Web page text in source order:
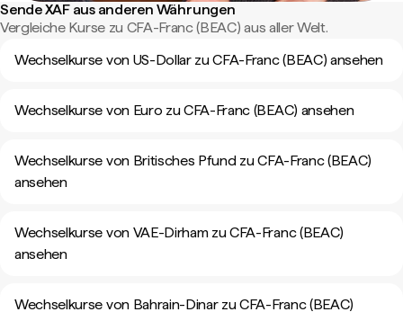
Sende XAF aus anderen Währungen
Vergleiche Kurse zu CFA-Franc (BEAC) aus aller Welt.
Wechselkurse von US-Dollar zu CFA-Franc (BEAC) ansehen
Wechselkurse von Euro zu CFA-Franc (BEAC) ansehen
Wechselkurse von Britisches Pfund zu CFA-Franc (BEAC)
ansehen
Wechselkurse von VAE-Dirham zu CFA-Franc (BEAC)
ansehen
Wechselkurse von Bahrain-Dinar zu CFA-Franc (BEAC)